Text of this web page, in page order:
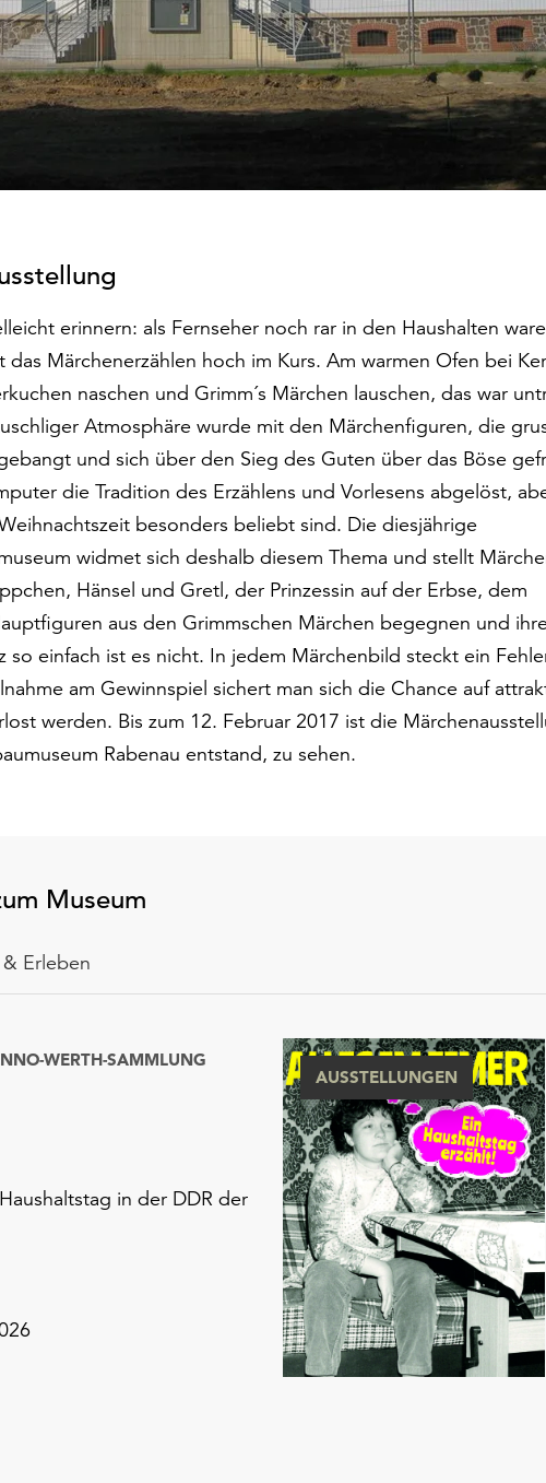
erinnern: als Fernseher noch rar in den Haushalten
Märchenerzählen hoch im Kurs. Am warmen Ofen bei
naschen und Grimm´s Märchen lauschen, das war
Atmosphäre wurde mit den Märchenfiguren, die
und sich über den Sieg des Guten über das Böse
die Tradition des Erzählens und Vorlesens abgelöst,
besonders beliebt sind. Die diesjährige
widmet sich deshalb diesem Thema und stellt
Hänsel und Gretl, der Prinzessin auf der Erbse, dem
aus den Grimmschen Märchen begegnen und
so einfach ist es nicht. In jedem Märchenbild steckt ein
am Gewinnspiel sichert man sich die Chance auf
werden. Bis zum 12. Februar 2017 ist die
Rabenau entstand, zu sehen.
Museum
Erleben
WERTH-SAMMLUNG
in der DDR der
AUSSTELLUNGEN